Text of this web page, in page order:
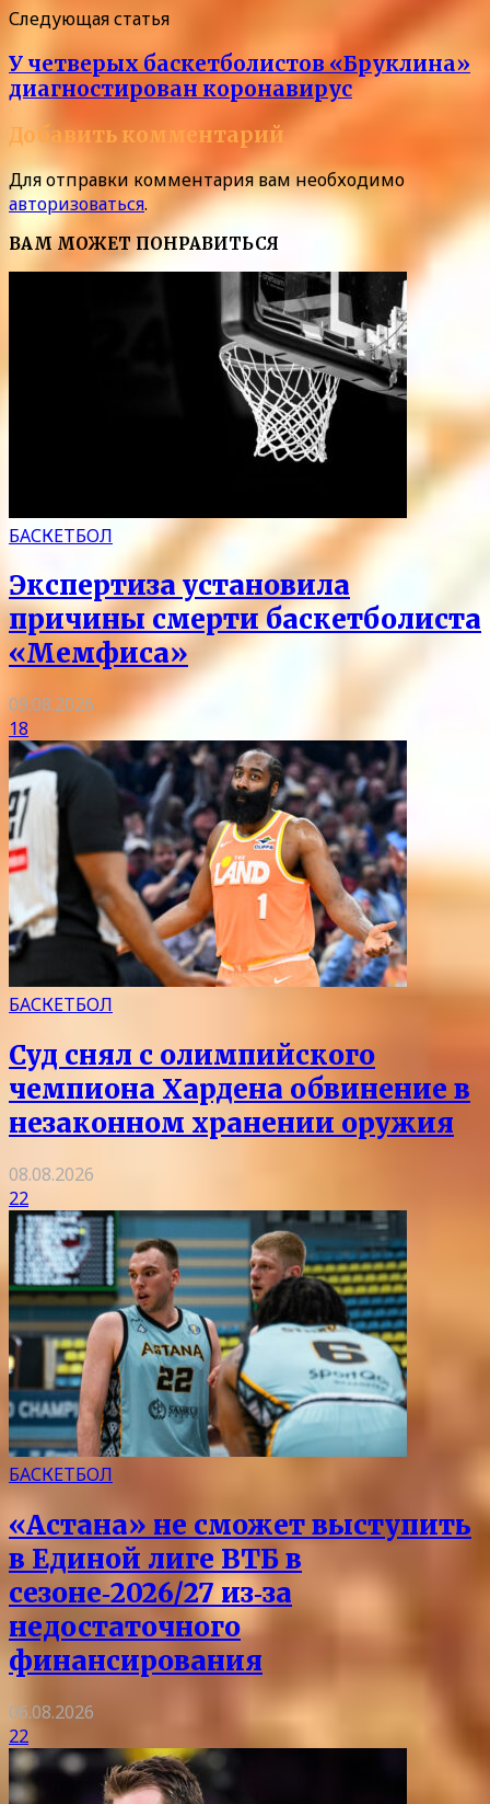
Следующая статья
У четверых баскетболистов «Бруклина»
диагностирован коронавирус
Добавить комментарий
Для отправки комментария вам необходимо
авторизоваться.
ВАМ МОЖЕТ ПОНРАВИТЬСЯ
БАСКЕТБОЛ
Экспертиза установила
причины смерти баскетболиста
«Мемфиса»
09.08.2026
18
БАСКЕТБОЛ
Суд снял с олимпийского
чемпиона Хардена обвинение в
незаконном хранении оружия
08.08.2026
22
БАСКЕТБОЛ
«Астана» не сможет выступить
в Единой лиге ВТБ в
сезоне‑2026/27 из‑за
недостаточного
финансирования
06.08.2026
22